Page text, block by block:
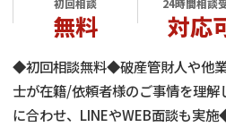
無料 対応
◆初回相談無料◆破産管財人や他
士が在籍/依頼者様のご事情を理
に合わせ、LINEやWEB面談も実